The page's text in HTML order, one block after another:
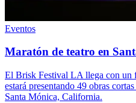
Eventos
Maratón de teatro en
El Brisk Festival LA llega con un
estará presentando 49 obras
Santa Mónica, California.